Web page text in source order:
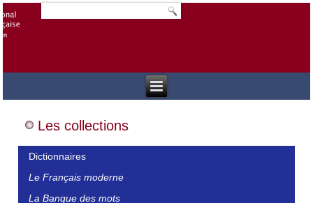
Les collections
Dictionnaires
Le Français moderne
La Banque des mots